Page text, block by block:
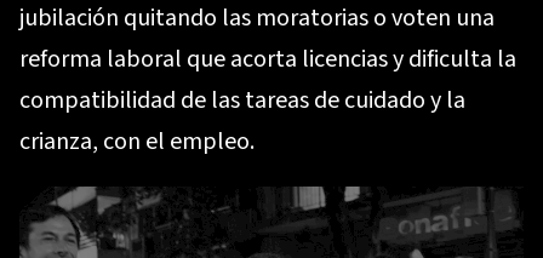
jubilación quitando las moratorias o voten una
reforma laboral que acorta licencias y dificulta la
compatibilidad de las tareas de cuidado y la
crianza, con el empleo.